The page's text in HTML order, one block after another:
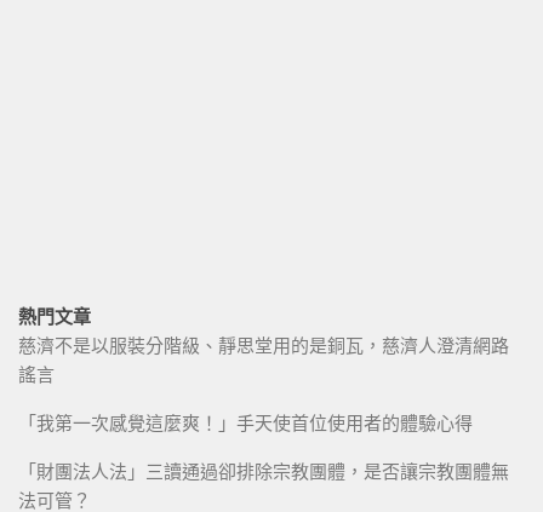
熱門文章
慈濟不是以服裝分階級、靜思堂用的是銅瓦，慈濟人澄清網路
謠言
「我第一次感覺這麼爽！」手天使首位使用者的體驗心得
「財團法人法」三讀通過卻排除宗教團體，是否讓宗教團體無
法可管？